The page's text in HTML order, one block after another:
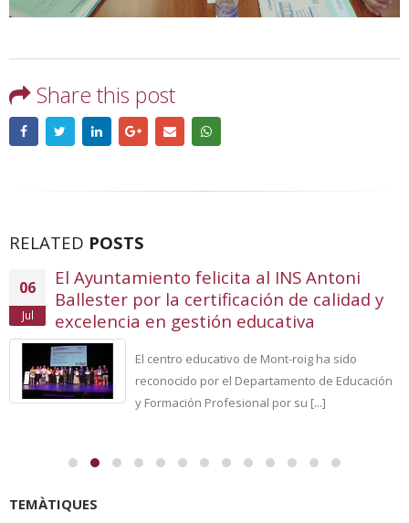
Share this post
RELATED POSTS
06
Jul
El Ayuntamiento felicita al INS Antoni
Ballester por la certificación de calidad y
excelencia en gestión educativa
El centro educativo de Mont-roig ha sido
reconocido por el Departamento de Educación
y Formación Profesional por su [...]
TEMÀTIQUES